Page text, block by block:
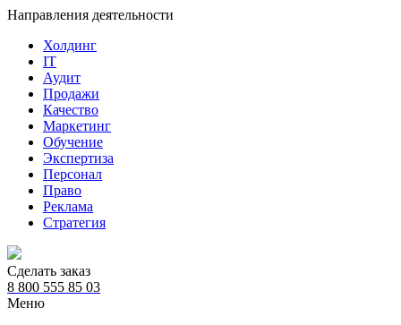
Направления деятельности
Холдинг
IT
Аудит
Продажи
Качество
Маркетинг
Обучение
Экспертиза
Персонал
Право
Реклама
Стратегия
Сделать заказ
8 800 555 85 03
Меню